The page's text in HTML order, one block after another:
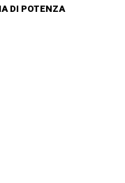
DI POTENZA